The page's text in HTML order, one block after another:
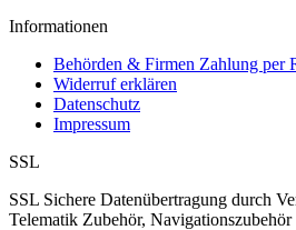
Informationen
Behörden & Firmen Zahlung per
Widerruf erklären
Datenschutz
Impressum
SSL
SSL Sichere Datenübertragung durch
Telematik Zubehör, Navigationszubehör